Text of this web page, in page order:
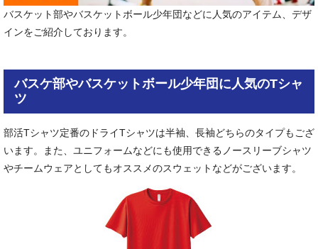
バスケット部やバスケットボール少年団などに人気のアイテム、デザ
インをご紹介しております。
バスケ部やバスケットボール少年団に人気のTシャ
ツ
部活Tシャツ定番のドライTシャツは半袖、長袖どちらのタイプもござ
います。また、ユニフォームなどにも使用できるノースリーブシャツ
やチームウェアとしてもオススメのスウェットなどがございます。